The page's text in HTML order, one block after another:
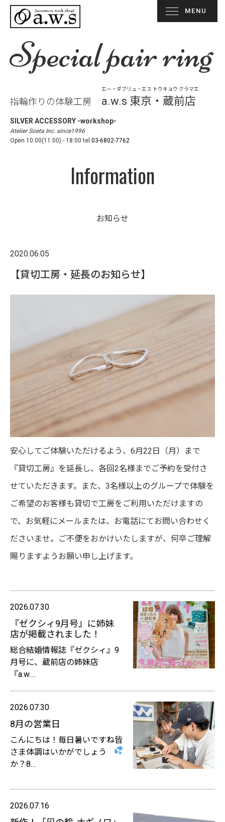
Special pair ring
指輪作りの体験工房
エー・ダブリュ・エス トウキョウ クラマエ
a.w.s 東京・蔵前店
SILVER ACCESSORY -workshop-
Atelier Soeta Inc. since1996
Open 10:00(11:00) - 18:00 tel.03-6802-7762
MENU
Information
お知らせ
2020.06.05
【貸切工房・延長のお知らせ】
安心してご体験いただけるよう、6月22日（月）まで
『貸切工房』を延長し、各回2名様までご予約を受付さ
せていただきます。また、3名様以上のグループで体験を
ご希望のお客様も貸切で工房をご利用いただけますの
で、お気軽にメールまたは、お電話にてお問い合わせく
ださいませ。ご不便をおかけいたしますが、何卒ご理解
賜りますようお願い申し上げます。
2026.07.30
『ゼクシィ9月号』に姉妹
店が掲載されました！
総合結婚情報誌『ゼクシィ』9
月号に、蔵前店の姉妹店
『a.w….
2026.07.30
8月の営業日
こんにちは！毎日暑いですね皆
さま体調はいかがでしょう
か？8…
2026.07.16